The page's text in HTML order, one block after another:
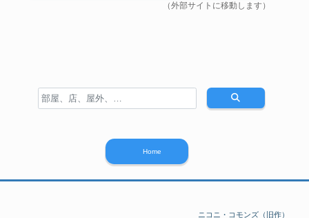
（外部サイトに移動します）
Home
ニコニ・コモンズ（旧作）